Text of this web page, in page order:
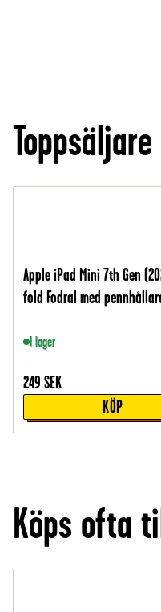
Apple iPad Mini 7th Gen
fold Fodral med
I lager
249 SEK
KÖP
Köps ofta